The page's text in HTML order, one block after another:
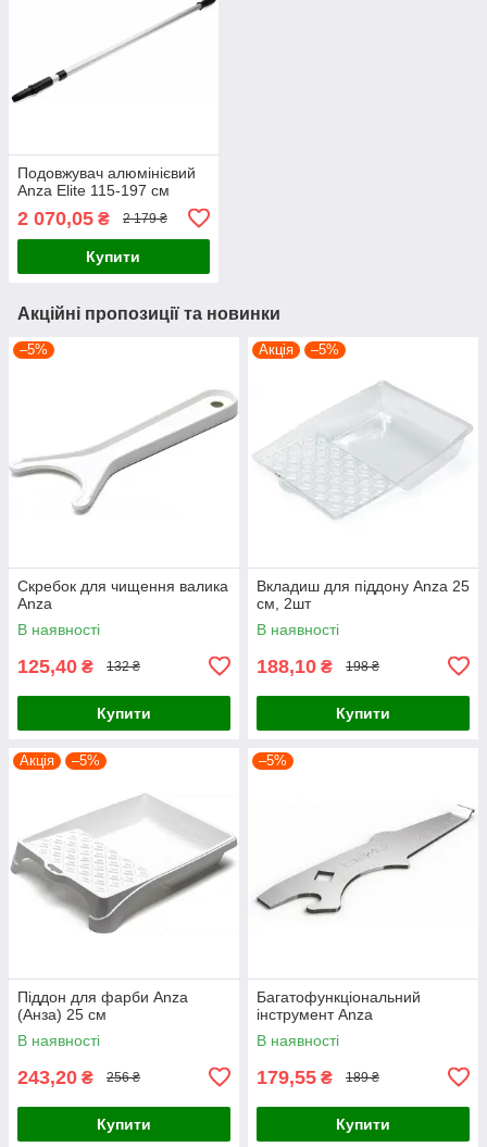
Подовжувач алюмінієвий
Anza Elite 115-197 см
2 070,05 ₴ 2 179 ₴
Купити
Акційні пропозиції та новинки
–5%
Скребок для чищення валика
Anza
В наявності
125,40 ₴ 132 ₴
Купити
Акція –5%
Вкладиш для піддону Anza 25
см, 2шт
В наявності
188,10 ₴ 198 ₴
Купити
Акція –5%
Піддон для фарби Anza
(Анза) 25 см
В наявності
243,20 ₴ 256 ₴
Купити
–5%
Багатофункціональний
інструмент Anza
В наявності
179,55 ₴ 189 ₴
Купити